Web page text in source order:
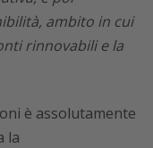
ambito in cui
rinnovabili e la
è assolutamente
la